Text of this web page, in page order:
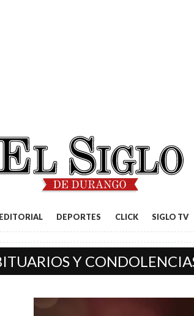
EDITORIAL DEPORTES CLICK SIGLO TV
Y